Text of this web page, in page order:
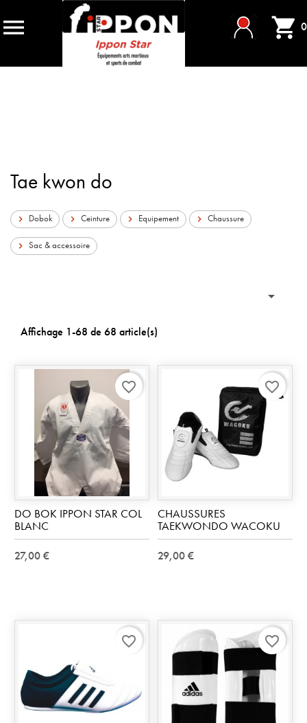
  0
Tae kwon do
 Dobok  Ceinture  Equipement  Chaussure
 Sac & accessoire

Affichage 1-68 de 68 article(s)
DO BOK IPPON STAR COL
BLANC
27,00 €
favorite_border
CHAUSSURES
TAEKWONDO WACOKU
29,00 €
favorite_border
favorite_border favorite_border